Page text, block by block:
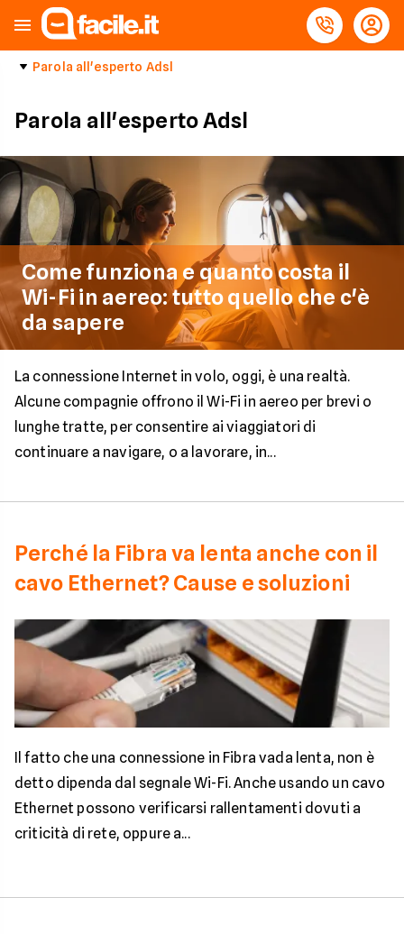
Parola all'esperto Adsl
Parola all'esperto Adsl
Come funziona e quanto costa il
Wi-Fi in aereo: tutto quello che c'è
da sapere
La connessione Internet in volo, oggi, è una realtà.
Alcune compagnie offrono il Wi-Fi in aereo per brevi o
lunghe tratte, per consentire ai viaggiatori di
continuare a navigare, o a lavorare, in...
Perché la Fibra va lenta anche con il
cavo Ethernet? Cause e soluzioni
Il fatto che una connessione in Fibra vada lenta, non è
detto dipenda dal segnale Wi-Fi. Anche usando un cavo
Ethernet possono verificarsi rallentamenti dovuti a
criticità di rete, oppure a...